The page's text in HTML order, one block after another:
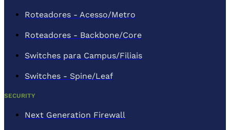
Roteadores - Acesso/Metro
Roteadores - Backbone/Core
Switches para Campus/Filiais
Switches - Spine/Leaf
SECURITY
Next Generation Firewall